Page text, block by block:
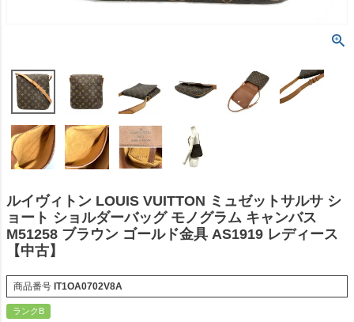
ルイヴィトン LOUIS VUITTON ミュゼットサルサ シ
ョート ショルダーバッグ モノグラム キャンバス
M51258 ブラウン ゴールド金具 AS1919 レディース
【中古】
商品番号 IT1OA0702V8A
ランクB